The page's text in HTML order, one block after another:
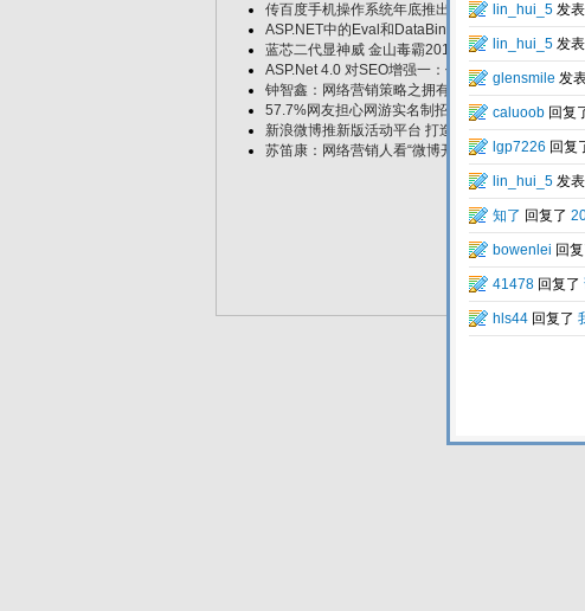
传百度手机操作系统年底推出基于Android平台
ASP.NET中的Eval和DataBinder.Eval方法
蓝芯二代显神威 金山毒霸2011技术引擎解读
ASP.Net 4.0 对SEO增强一：使用
钟智鑫：网络营销策略之拥有自己的特色
57.7%网友担心网游实名制招贼惦记个人信息
新浪微博推新版活动平台 打造“靠谱”活动
苏笛康：网络营销人看“微博开房”事件